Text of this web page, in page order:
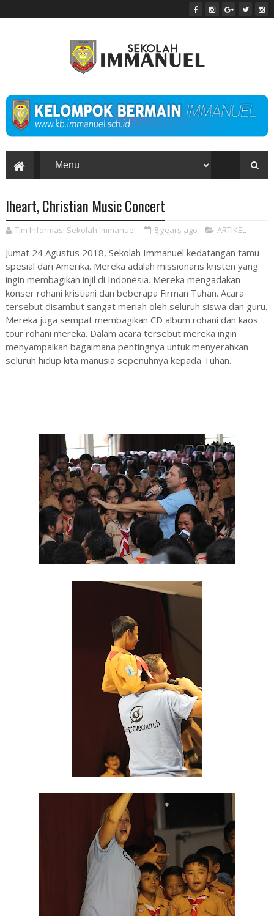
Iheart, Christian Music Concert
Tim Informasi Sekolah Immanuel 8 years ago ARTIKEL
Jumat 24 Agustus 2018, Sekolah Immanuel kedatangan tamu
spesial dari Amerika. Mereka adalah missionaris kristen yang
ingin membagikan injil di Indonesia. Mereka mengadakan
konser rohani kristiani dan beberapa Firman Tuhan. Acara
tersebut disambut sangat meriah oleh seluruh siswa dan guru.
Mereka juga sempat membagikan CD album rohani dan kaos
tour rohani mereka. Dalam acara tersebut mereka ingin
menyampaikan bagaimana pentingnya untuk menyerahkan
seluruh hidup kita manusia sepenuhnya kepada Tuhan.